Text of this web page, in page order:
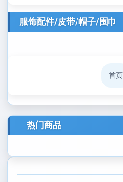
服饰配件/皮带/帽子/围巾
首页
热门商品